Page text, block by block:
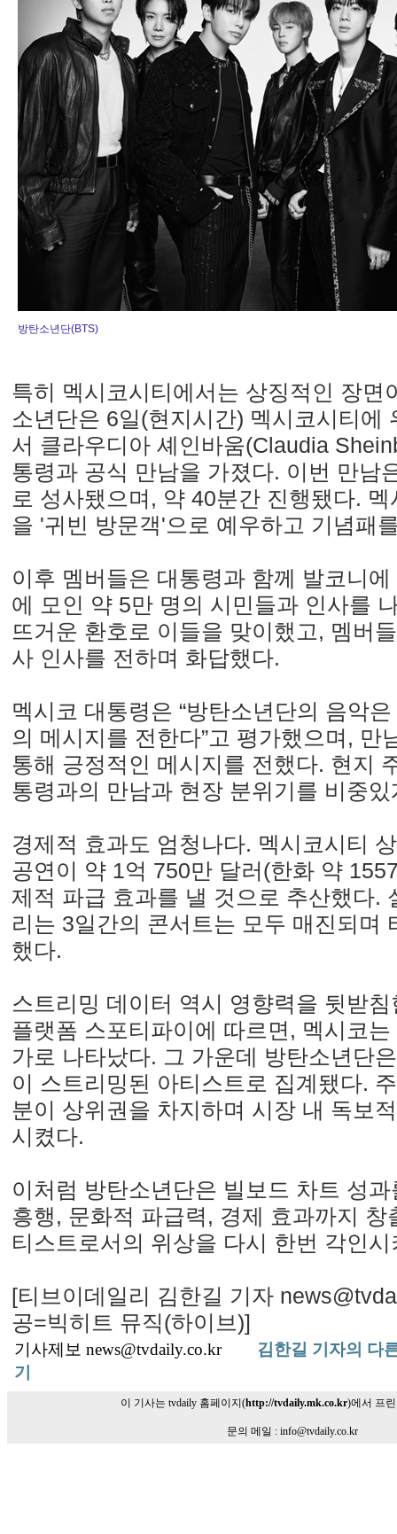
방탄소년단(BTS)
특히 멕시코시티에서는 상징적인 장면
소년단은 6일(현지시간) 멕시코시티에
서 클라우디아 셰인바움(Claudia
통령과 공식 만남을 가졌다. 이번 만남
로 성사됐으며, 약 40분간 진행됐다.
을 '귀빈 방문객'으로 예우하고 기념패
이후 멤버들은 대통령과 함께 발코니
에 모인 약 5만 명의 시민들과 인사를
뜨거운 환호로 이들을 맞이했고, 멤버
사 인사를 전하며 화답했다.
멕시코 대통령은 “방탄소년단의 음악
의 메시지를 전한다”고 평가했으며, 만
통해 긍정적인 메시지를 전했다. 현지
통령과의 만남과 현장 분위기를 비중
경제적 효과도 엄청나다. 멕시코시티
공연이 약 1억 750만 달러(한화 약
제적 파급 효과를 낼 것으로 추산했다.
리는 3일간의 콘서트는 모두 매진되며
했다.
스트리밍 데이터 역시 영향력을 뒷받
플랫폼 스포티파이에 따르면, 멕시코
가로 나타났다. 그 가운데 방탄소년단
이 스트리밍된 아티스트로 집계됐다.
분이 상위권을 차지하며 시장 내 독보
시켰다.
이처럼 방탄소년단은 빌보드 차트 성
흥행, 문화적 파급력, 경제 효과까지 창
티스트로서의 위상을 다시 한번 각인
[티브이데일리 김한길 기자
공=빅히트 뮤직(하이브)]
기사제보 news@tvdaily.co.kr 김한길 기자의 다
기
이 기사는 tvdaily 홈페이지(http://tvdaily.mk.co.kr)에서 프
문의 메일 : info@tvdaily.co.kr